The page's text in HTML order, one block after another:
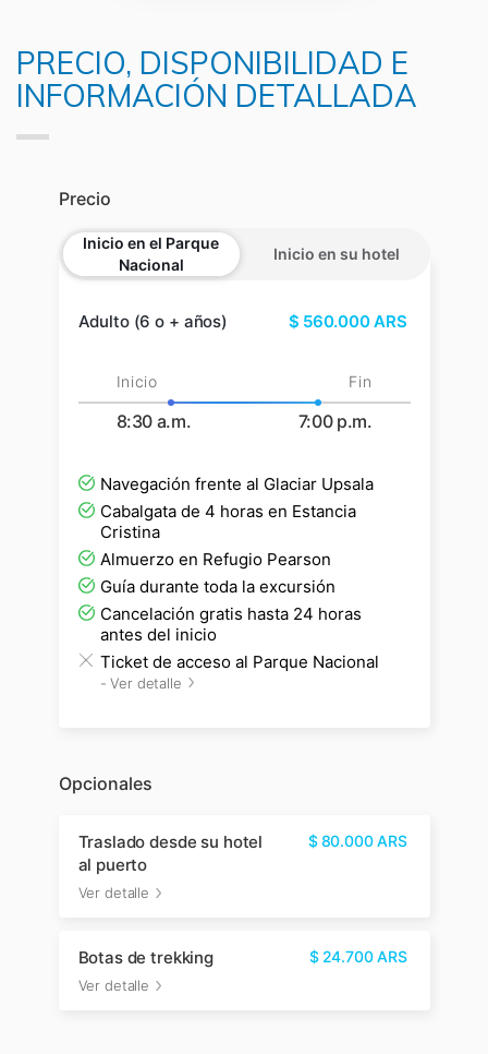
PRECIO, DISPONIBILIDAD E
INFORMACIÓN DETALLADA
Precio
Inicio en el Parque
Nacional
Inicio en su hotel
Adulto (6 o + años) $ 560.000ARS
Inicio Fin
8:30 a.m. 7:00 p.m.
Navegación frente al Glaciar Upsala
Cabalgata de 4 horas en Estancia
Cristina
Almuerzo en Refugio Pearson
Guía durante toda la excursión
Cancelación gratis hasta 24 horas
antes del inicio
Ticket de acceso al Parque Nacional
-Ver detalle
Opcionales
Traslado desde su hotel
al puerto
Ver detalle
$ 80.000ARS
Botas de trekking
Ver detalle
$ 24.700ARS